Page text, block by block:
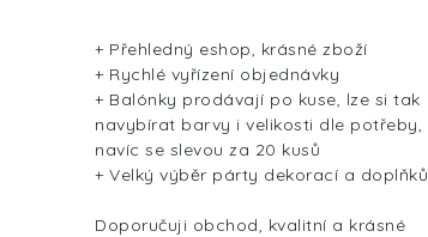
+ Přehledný eshop, krásné zboží
+ Rychlé vyřízení objednávky
+ Balónky prodávají po kuse, lze si tak
navybírat barvy i velikosti dle potřeby,
navíc se slevou za 20 kusů
+ Velký výběr párty dekorací a doplňků
Doporučuji obchod, kvalitní a krásné